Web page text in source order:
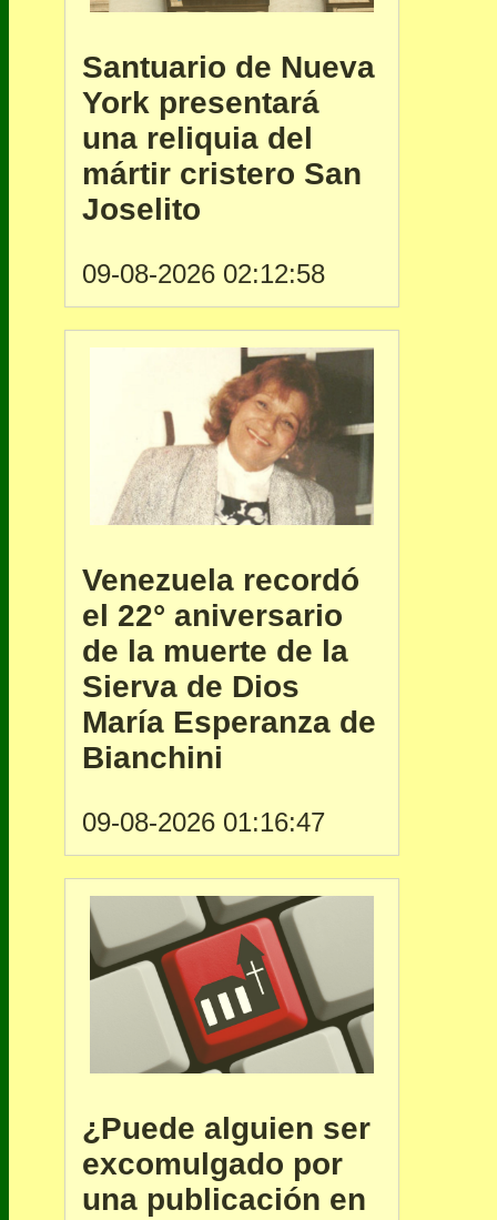
Santuario de Nueva
York presentará
una reliquia del
mártir cristero San
Joselito
09-08-2026 02:12:58
Venezuela recordó
el 22° aniversario
de la muerte de la
Sierva de Dios
María Esperanza de
Bianchini
09-08-2026 01:16:47
¿Puede alguien ser
excomulgado por
una publicación en